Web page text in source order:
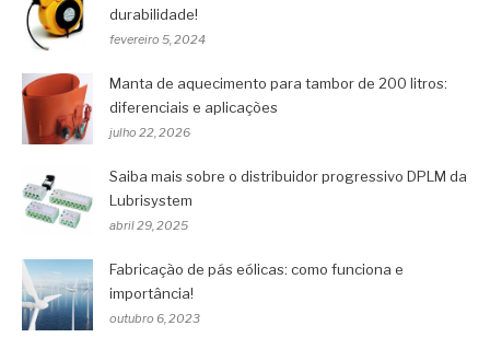
durabilidade!
fevereiro 5, 2024
Manta de aquecimento para tambor de 200 litros:
diferenciais e aplicações
julho 22, 2026
Saiba mais sobre o distribuidor progressivo DPLM da
Lubrisystem
abril 29, 2025
Fabricação de pás eólicas: como funciona e
importância!
outubro 6, 2023